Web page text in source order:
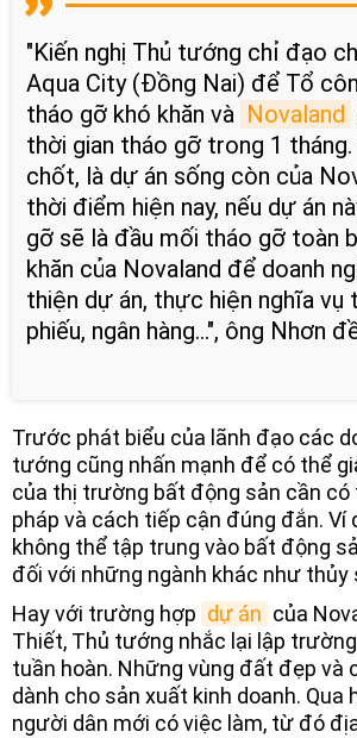
"Kiến nghị Thủ tướng chỉ đạo
Aqua City (Đồng Nai) để Tổ
tháo gỡ khó khăn và Novaland
thời gian tháo gỡ trong 1
chốt, là dự án sống còn của
thời điểm hiện nay, nếu dự án
gỡ sẽ là đầu mối tháo gỡ toàn
khăn của Novaland để doanh
thiện dự án, thực hiện nghĩa vụ
phiếu, ngân hàng...", ông Nhơn
Trước phát biểu của lãnh đạo các
tướng cũng nhấn mạnh để có thể
của thị trường bất động sản cần có
pháp và cách tiếp cận đúng đắn. Ví
không thể tập trung vào bất động
đối với những ngành khác như thủy
Hay với trường hợp dự án của
Thiết, Thủ tướng nhắc lại lập
tuần hoàn. Những vùng đất đẹp và
dành cho sản xuất kinh doanh. Qua
người dân mới có việc làm, từ đó